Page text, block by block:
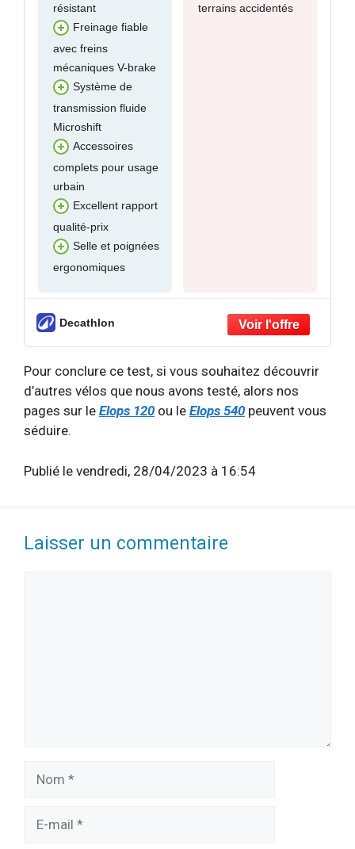
résistant
Freinage fiable
avec freins
mécaniques V-brake
Système de
transmission fluide
Microshift
Accessoires
complets pour usage
urbain
Excellent rapport
qualité-prix
Selle et poignées
ergonomiques
terrains accidentés
Decathlon
Pour conclure ce test, si vous souhaitez découvrir
d’autres vélos que nous avons testé, alors nos
pages sur le Elops 120 ou le Elops 540 peuvent vous
séduire.
Publié le vendredi, 28/04/2023 à 16:54
Laisser un commentaire
mail